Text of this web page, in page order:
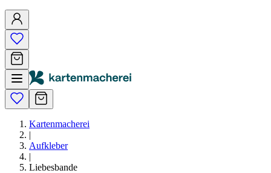
Kartenmacherei
|
Aufkleber
|
Liebesbande